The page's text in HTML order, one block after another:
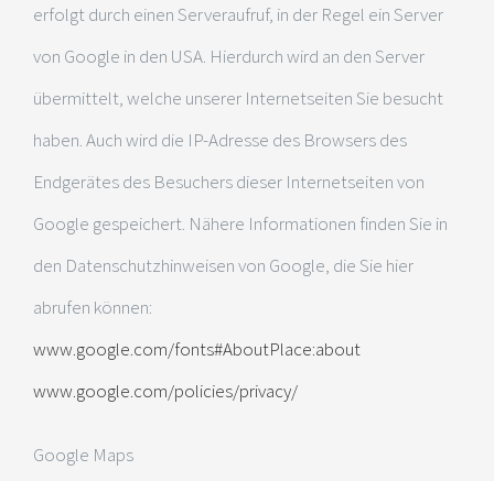
erfolgt durch einen Serveraufruf, in der Regel ein Server
von Google in den USA. Hierdurch wird an den Server
übermittelt, welche unserer Internetseiten Sie besucht
haben. Auch wird die IP-Adresse des Browsers des
Endgerätes des Besuchers dieser Internetseiten von
Google gespeichert. Nähere Informationen finden Sie in
den Datenschutzhinweisen von Google, die Sie hier
abrufen können:
www.google.com/fonts#AboutPlace:about
www.google.com/policies/privacy/
Google Maps